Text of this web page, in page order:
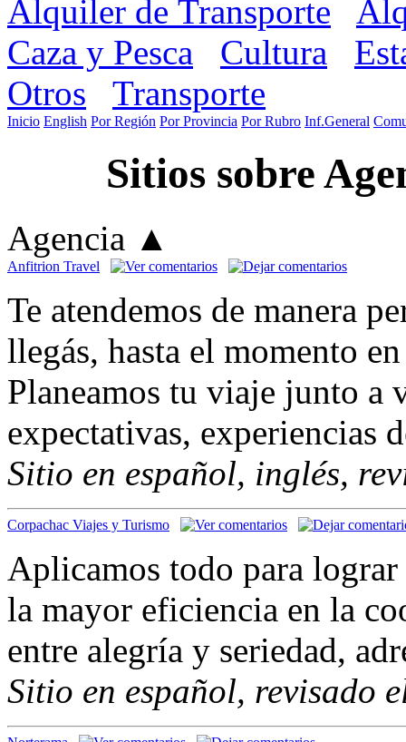
Alquiler de Transporte
Caza y Pesca
Cultura
Otros
Transporte
Inicio English Por Región Por Provincia Por Rubro Inf.General
Sitios sobre
Agencia ▲
Anfitrion Travel
Te atendemos de manera
llegás, hasta el momento
Planeamos tu viaje junto a
expectativas, experiencias
Sitio en español, inglés,
Corpachac Viajes y Turismo
Aplicamos todo para
la mayor eficiencia en la
entre alegría y seriedad,
Sitio en español, revisado